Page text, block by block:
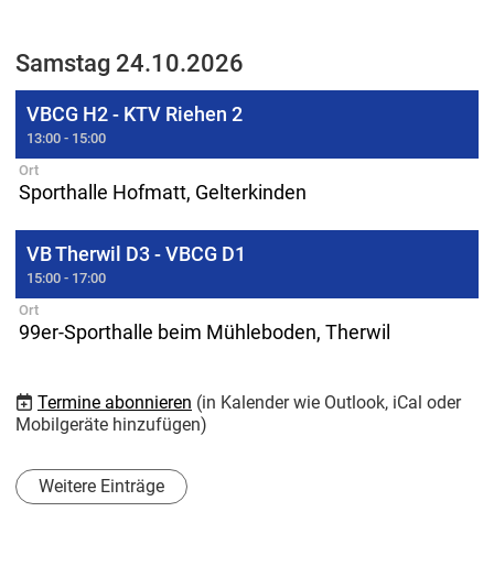
Samstag 24.10.2026
VBCG H2 - KTV Riehen 2
13:00 - 15:00
Ort
Sporthalle Hofmatt, Gelterkinden
VB Therwil D3 - VBCG D1
15:00 - 17:00
Ort
99er-Sporthalle beim Mühleboden, Therwil
Termine abonnieren (in Kalender wie Outlook, iCal oder
Mobilgeräte hinzufügen)
Weitere Einträge